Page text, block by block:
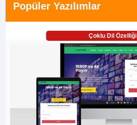
Popüler Yazılımlar
Çoklu Dil Özelliği